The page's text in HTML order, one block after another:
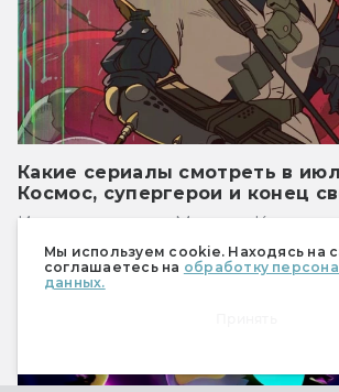
Мы используем cookie. Находясь на
соглашаетесь на обработку
данных.
Какие сериалы смотреть в
Космос, супергерои и конец
И непривычная Мотоко Кусанаги.
Сериалы